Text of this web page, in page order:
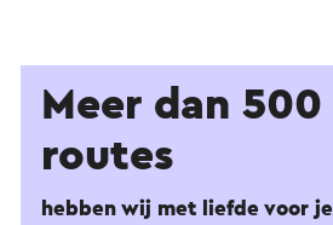
Meer dan 500
routes
hebben wij met liefde voor je